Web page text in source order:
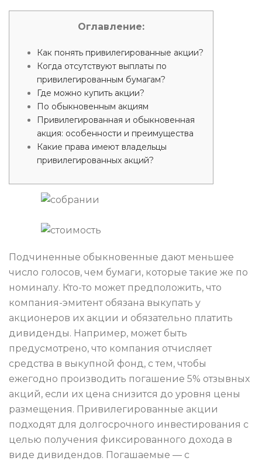
Оглавление:
Как понять привилегированные акции?
Когда отсутствуют выплаты по
привилегированным бумагам?
Где можно купить акции?
По обыкновенным акциям
Привилегированная и обыкновенная
акция: особенности и преимущества
Какие права имеют владельцы
привилегированных акций?
Подчиненные обыкновенные дают меньшее
число голосов, чем бумаги, которые такие же по
номиналу. Кто-то может предположить, что
компания-эмитент обязана выкупать у
акционеров их акции и обязательно платить
дивиденды. Например, может быть
предусмотрено, что компания отчисляет
средства в выкупной фонд, с тем, чтобы
ежегодно производить погашение 5% отзывных
акций, если их цена снизится до уровня цены
размещения. Привилегированные акции
подходят для долгосрочного инвестирования с
целью получения фиксированного дохода в
виде дивидендов. Погашаемые — с